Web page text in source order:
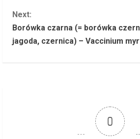
n
t
Next:
Borówka czarna (= borówka
jagoda, czernica) – Vaccinium
0